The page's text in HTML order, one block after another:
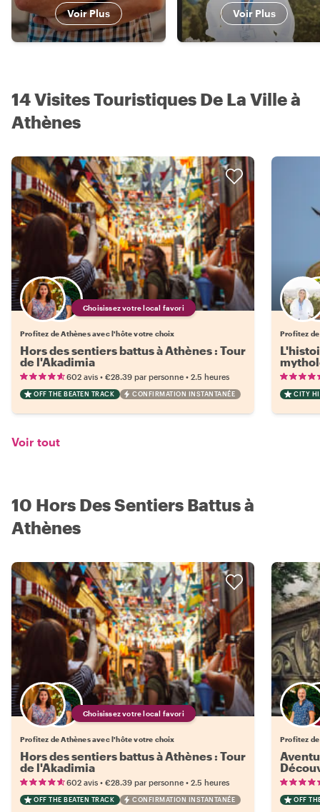
Voir Plus Voir Plus
14 Visites Touristiques De La Ville à
Athènes
Choisissez votre local favori
Profitez de Athènes avec l'hôte votre choix
Hors des sentiers battus à Athènes : Tour
de l'Akadimia
602 avis • €28.39 par personne • 2.5 heures
OFF THE BEATEN TRACK CONFIRMATION INSTANTANÉE
Profitez
CITY
Voir tout
10 Hors Des Sentiers Battus à
Athènes
Choisissez votre local favori
Profitez de Athènes avec l'hôte votre choix
Hors des sentiers battus à Athènes : Tour
de l'Akadimia
602 avis • €28.39 par personne • 2.5 heures
OFF THE BEATEN TRACK CONFIRMATION INSTANTANÉE
Profitez
OFF